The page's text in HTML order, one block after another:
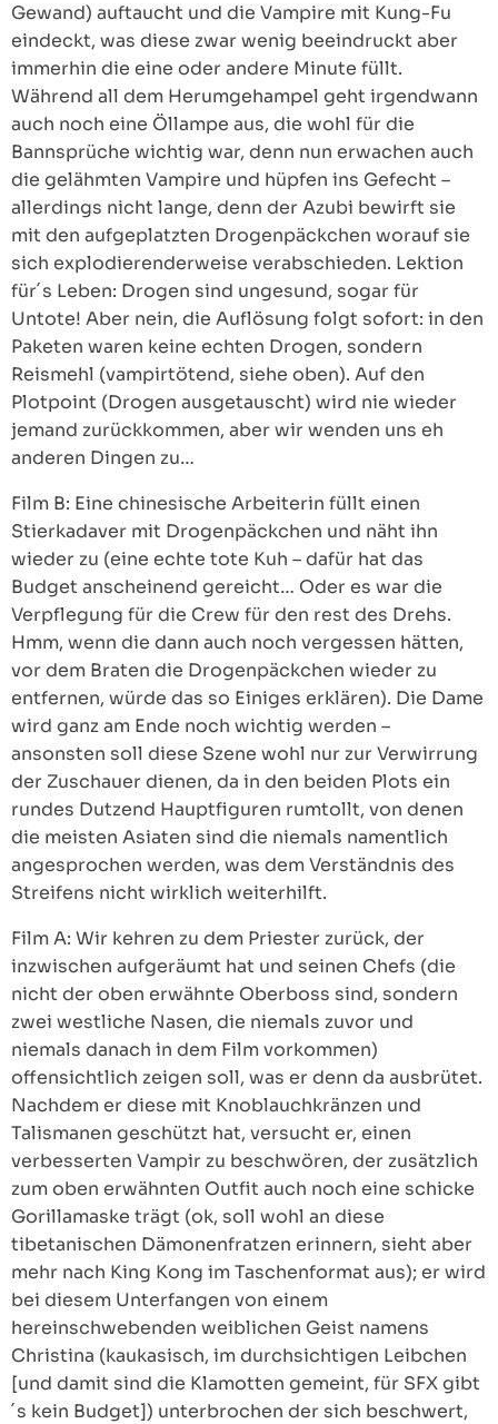
Gewand) auftaucht und die Vampire mit Kung-Fu
eindeckt, was diese zwar wenig beeindruckt aber
immerhin die eine oder andere Minute füllt.
Während all dem Herumgehampel geht irgendwann
auch noch eine Öllampe aus, die wohl für die
Bannsprüche wichtig war, denn nun erwachen auch
die gelähmten Vampire und hüpfen ins Gefecht –
allerdings nicht lange, denn der Azubi bewirft sie
mit den aufgeplatzten Drogenpäckchen worauf sie
sich explodierenderweise verabschieden. Lektion
für´s Leben: Drogen sind ungesund, sogar für
Untote! Aber nein, die Auflösung folgt sofort: in den
Paketen waren keine echten Drogen, sondern
Reismehl (vampirtötend, siehe oben). Auf den
Plotpoint (Drogen ausgetauscht) wird nie wieder
jemand zurückkommen, aber wir wenden uns eh
anderen Dingen zu…
Film B: Eine chinesische Arbeiterin füllt einen
Stierkadaver mit Drogenpäckchen und näht ihn
wieder zu (eine echte tote Kuh – dafür hat das
Budget anscheinend gereicht… Oder es war die
Verpflegung für die Crew für den rest des Drehs.
Hmm, wenn die dann auch noch vergessen hätten,
vor dem Braten die Drogenpäckchen wieder zu
entfernen, würde das so Einiges erklären). Die Dame
wird ganz am Ende noch wichtig werden –
ansonsten soll diese Szene wohl nur zur Verwirrung
der Zuschauer dienen, da in den beiden Plots ein
rundes Dutzend Hauptfiguren rumtollt, von denen
die meisten Asiaten sind die niemals namentlich
angesprochen werden, was dem Verständnis des
Streifens nicht wirklich weiterhilft.
Film A: Wir kehren zu dem Priester zurück, der
inzwischen aufgeräumt hat und seinen Chefs (die
nicht der oben erwähnte Oberboss sind, sondern
zwei westliche Nasen, die niemals zuvor und
niemals danach in dem Film vorkommen)
offensichtlich zeigen soll, was er denn da ausbrütet.
Nachdem er diese mit Knoblauchkränzen und
Talismanen geschützt hat, versucht er, einen
verbesserten Vampir zu beschwören, der zusätzlich
zum oben erwähnten Outfit auch noch eine schicke
Gorillamaske trägt (ok, soll wohl an diese
tibetanischen Dämonenfratzen erinnern, sieht aber
mehr nach King Kong im Taschenformat aus); er wird
bei diesem Unterfangen von einem
hereinschwebenden weiblichen Geist namens
Christina (kaukasisch, im durchsichtigen Leibchen
[und damit sind die Klamotten gemeint, für SFX gibt
´s kein Budget]) unterbrochen der sich beschwert,